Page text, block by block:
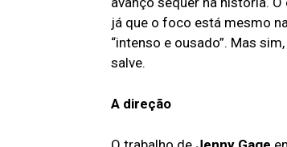
já que o foco está mesmo
“intenso e ousado”. Mas sim,
salve.
A direção